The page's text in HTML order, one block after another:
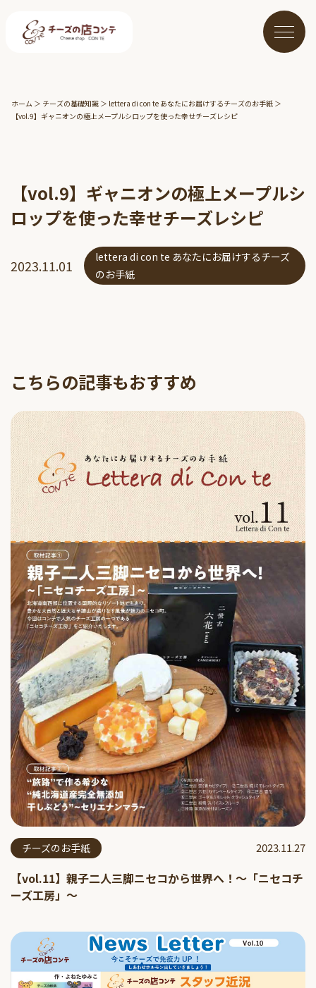
ホーム ＞ チーズの基礎知識 ＞ lettera di con te あなたにお届けするチーズのお手紙 ＞
【vol.9】ギャニオンの極上メープルシロップを使った幸せチーズレシピ
【vol.9】ギャニオンの極上メープルシ
ロップを使った幸せチーズレシピ
2023.11.01
lettera di con te あなたにお届けするチーズ
のお手紙
こちらの記事もおすすめ
チーズのお手紙 2023.11.27
【vol.11】親子二人三脚ニセコから世界へ！〜「ニセコチ
ーズ工房」〜